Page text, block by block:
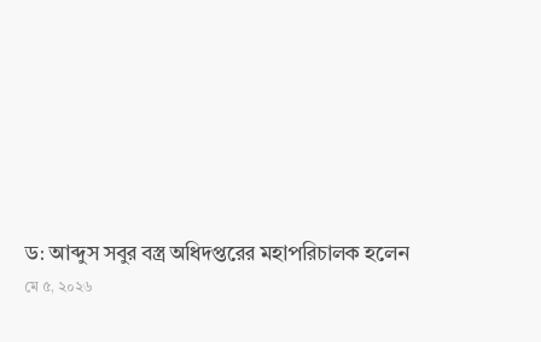
ড: আব্দুস সবুর বস্ত্র অধিদপ্তরের মহাপরিচালক হলেন
মে ৫, ২০২৬